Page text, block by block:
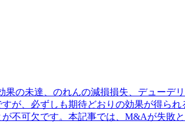
果の未達、のれんの減損損失、デューデ
が、必ずしも期待どおりの効果が得ら
不可欠です。本記事では、M&Aが失敗